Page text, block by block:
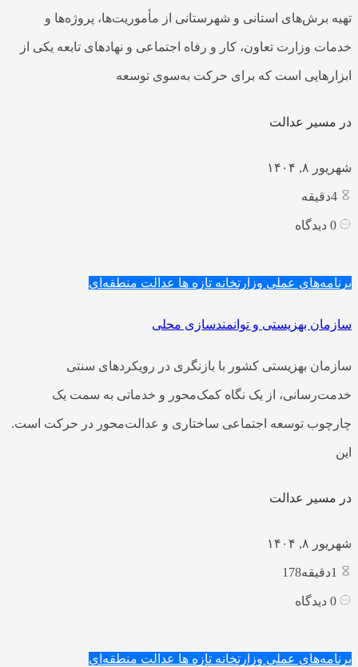
تهیه برش‌های استانی و شهرستانی از مأموریت‌ها، پروژه‌ها و
خدمات وزارت تعاون، کار و رفاه اجتماعی و نهادهای تابعه یکی از
ابزارهایی است که برای حرکت به‌سوی توسعه
در مسیر عدالت
شهریور ۸, ۱۴۰۴
دقیقه
دیدگاه
برنامه‌های عملی وزارتخانه تازه ها عدالت منطقه‌ای
سازمان بهزیستی و توانمندسازی محلی
سازمان بهزیستی کشور با بازنگری در رویکردهای سنتی
خدمت‌رسانی، از یک نگاه کمک‌محور و خدماتی به سمت یک
چارچوب توسعه اجتماعی ساختاری و عدالت‌محور در حرکت است.
این
در مسیر عدالت
شهریور ۸, ۱۴۰۴
دقیقه178
دیدگاه
برنامه‌های عملی وزارتخانه تازه ها عدالت منطقه‌ای